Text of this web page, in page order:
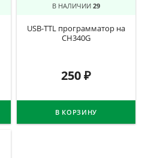
В НАЛИЧИИ 29
USB-TTL программатор на
CH340G
250₽
В КОРЗИНУ